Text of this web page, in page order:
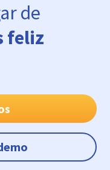
de
feliz